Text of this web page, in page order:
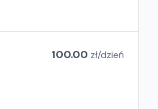
100.00 zł/dzień